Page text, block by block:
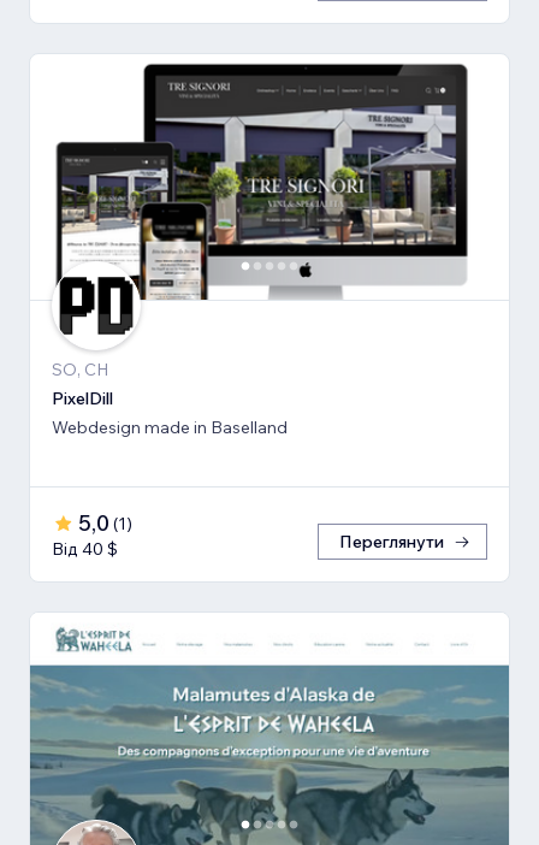
SO, CH
PixelDill
Webdesign made in Baselland
5,0 (1)
Від 40 $
Переглянути